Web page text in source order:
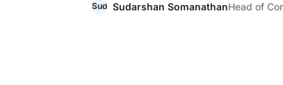
Sudarshan SomanathanHead of